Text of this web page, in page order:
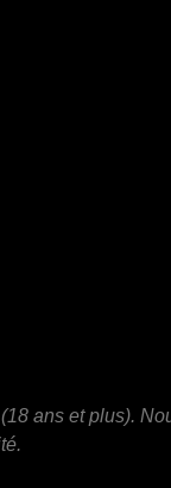
ans et plus).